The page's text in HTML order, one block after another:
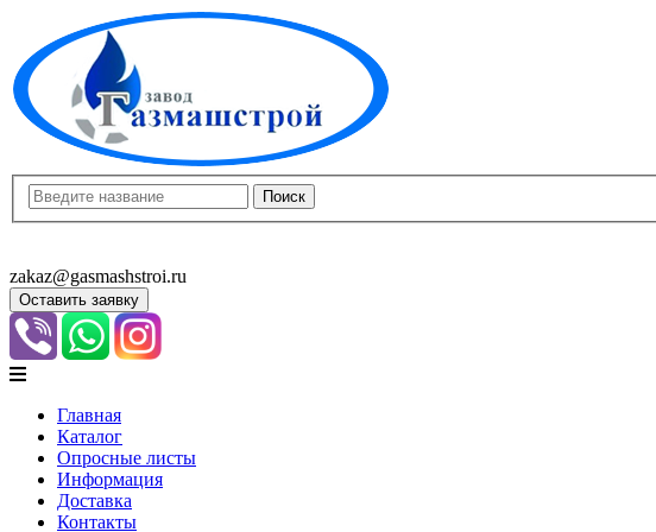
zakaz@gasmashstroi.ru
Оставить заявку
Главная
Каталог
Опросные листы
Информация
Доставка
Контакты